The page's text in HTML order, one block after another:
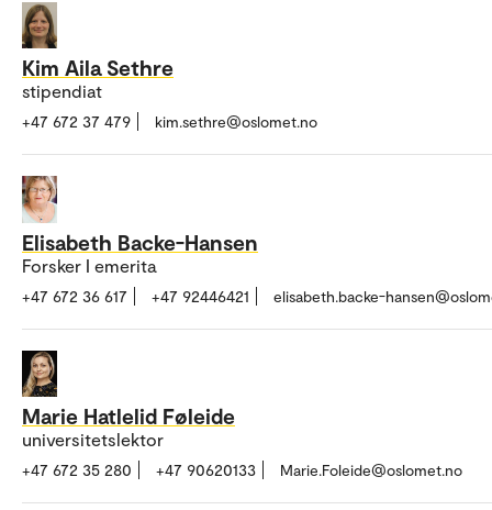
Kim Aila Sethre
stipendiat
+47 672 37 479 kim.sethre@oslomet.no
Elisabeth Backe-Hansen
Forsker I emerita
+47 672 36 617 +47 92446421 elisabeth.backe-
Marie Hatlelid Føleide
universitetslektor
+47 672 35 280 +47 90620133 Marie.Foleide@oslomet.no